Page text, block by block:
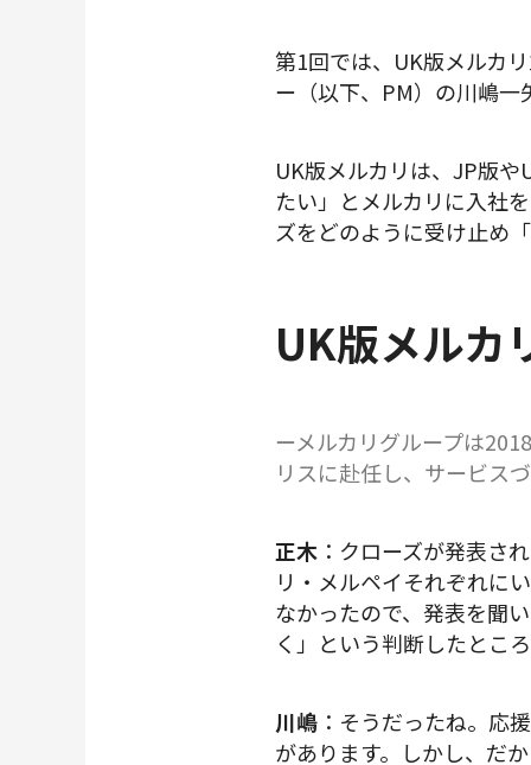
第1回では、UK版メルカ
ー（以下、PM）の川嶋一
UK版メルカリは、JP版
たい」とメルカリに入社
ズをどのように受け止め
UK版メルカ
ーメルカリグループは
リスに赴任し、サービス
正木 ：クローズが発表さ
リ・メルペイそれぞれに
なかったので、発表を聞
く」という判断したとこ
川嶋 ：そうだったね。応
があります。しかし、だ